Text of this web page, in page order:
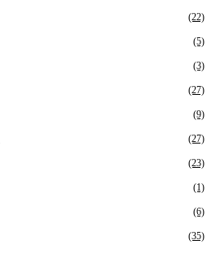
(22)
(5)
(3)
(27)
(9)
(27)
(23)
(1)
(6)
(35)